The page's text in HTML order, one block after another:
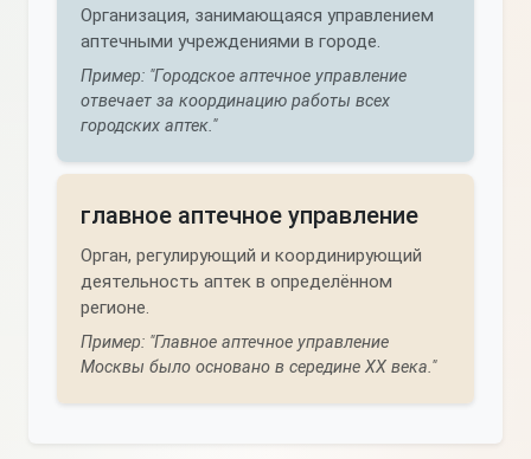
Организация, занимающаяся управлением
аптечными учреждениями в городе.
Пример: "Городское аптечное управление
отвечает за координацию работы всех
городских аптек."
главное аптечное управление
Орган, регулирующий и координирующий
деятельность аптек в определённом
регионе.
Пример: "Главное аптечное управление
Москвы было основано в середине XX века."